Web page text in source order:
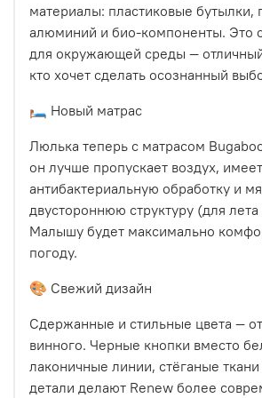
материалы: пластиковые бутылки,
алюминий и био-компоненты. Это
для окружающей среды —
кто хочет сделать осознанный
🛏 Новый матрас
Люлька теперь с матрасом
он лучше пропускает воздух, имеет
антибактериальную обработку и
двустороннюю структуру (для
Малышу будет максимально
погоду.
🎨 Свежий дизайн
Сдержанные и стильные цвета —
винного. Черные кнопки вместо
лаконичные линии, стёганые
детали делают Renew более